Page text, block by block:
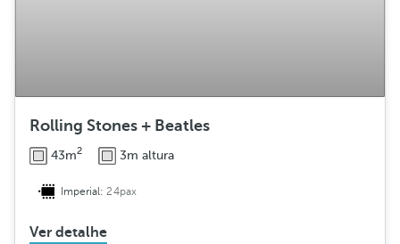
Rolling Stones + Beatles
43m2 3m altura
Imperial:24pax
Ver detalhe